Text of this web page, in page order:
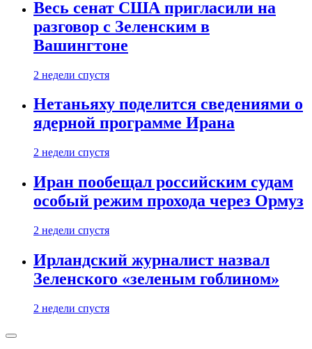
Весь сенат США пригласили на
разговор с Зеленским в
Вашингтоне
2 недели спустя
Нетаньяху поделится сведениями о
ядерной программе Ирана
2 недели спустя
Иран пообещал российским судам
особый режим прохода через Ормуз
2 недели спустя
Ирландский журналист назвал
Зеленского «зеленым гоблином»
2 недели спустя